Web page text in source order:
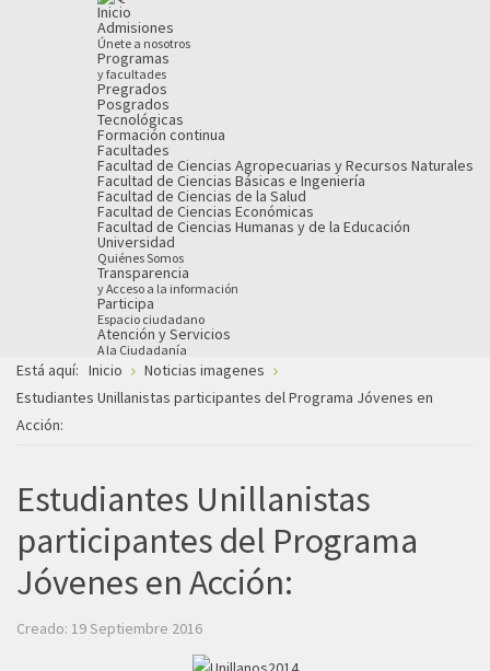
Inicio
Admisiones
Únete a nosotros
Programas
y facultades
Pregrados
Posgrados
Tecnológicas
Formación continua
Facultades
Facultad de Ciencias Agropecuarias y Recursos Naturales
Facultad de Ciencias Básicas e Ingeniería
Facultad de Ciencias de la Salud
Facultad de Ciencias Económicas
Facultad de Ciencias Humanas y de la Educación
Universidad
Quiénes Somos
Transparencia
y Acceso a la información
Participa
Espacio ciudadano
Atención y Servicios
A la Ciudadanía
Está aquí: Inicio
Noticias imagenes
Estudiantes Unillanistas participantes del Programa Jóvenes en
Acción:
Estudiantes Unillanistas
participantes del Programa
Jóvenes en Acción:
Creado: 19 Septiembre 2016